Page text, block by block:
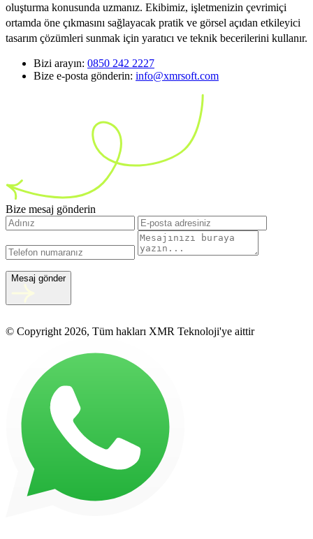
oluşturma konusunda uzmanız. Ekibimiz, işletmenizin çevrimiçi
ortamda öne çıkmasını sağlayacak pratik ve görsel açıdan etkileyici
tasarım çözümleri sunmak için yaratıcı ve teknik becerilerini kullanır.
Bizi arayın: 0850 242 2227
Bize e-posta gönderin: info@xmrsoft.com
Bize mesaj gönderin
Mesaj gönder
© Copyright 2026, Tüm hakları XMR Teknoloji'ye aittir